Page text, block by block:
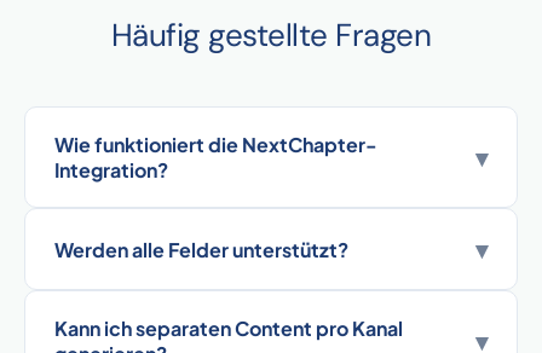
Häufig gestellte Fragen
Wie funktioniert die NextChapter-
Integration?
▾
Werden alle Felder unterstützt? ▾
Kann ich separaten Content pro Kanal
▾